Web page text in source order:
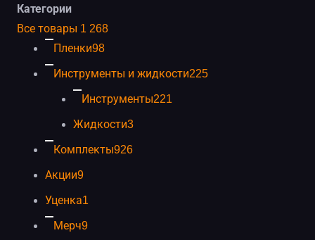
категориям
каталога
Категории
Все товары 1 268
Пленки98
Инструменты и жидкости225
Инструменты221
Жидкости3
Комплекты926
Акции9
Уценка1
Мерч9